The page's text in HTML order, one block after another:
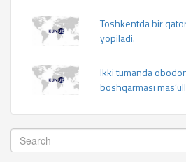
Toshkentda bir
yopiladi.
Ikki tumanda
boshqarmasi